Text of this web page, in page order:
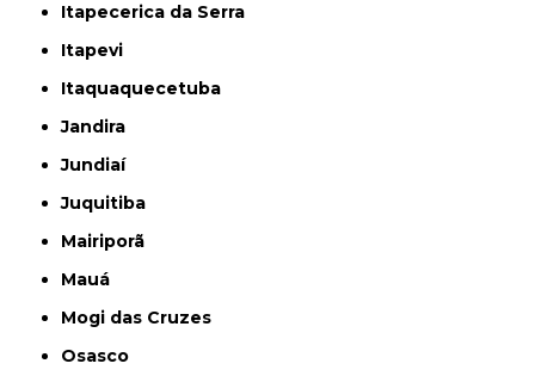
Itapecerica da Serra
Itapevi
Itaquaquecetuba
Jandira
Jundiaí
Juquitiba
Mairiporã
Mauá
Mogi das Cruzes
Osasco